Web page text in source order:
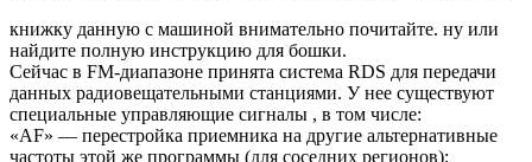
книжку данную с машиной внимательно почитайте. ну или
найдите полную инструкцию для бошки.
Сейчас в FM-диапазоне принята система RDS для передачи
данных радиовещательными станциями. У нее существуют
специальные управляющие сигналы , в том числе:
«AF» — перестройка приемника на другие альтернативные
частоты этой же программы (для соседних регионов);